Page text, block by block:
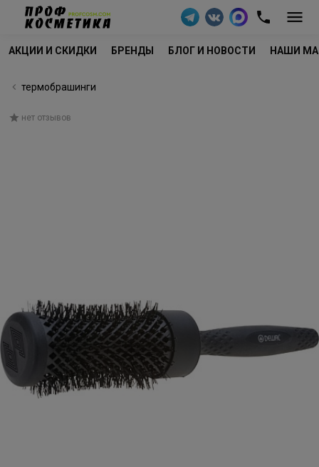
АКЦИИ И СКИДКИ БРЕНДЫ БЛОГ И НОВОСТИ НАШИ
термобрашинги
нет отзывов